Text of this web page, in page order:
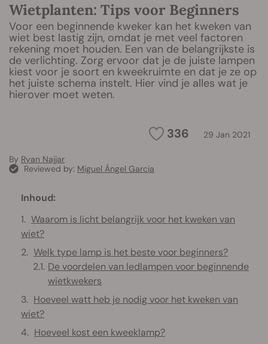
Wietplanten: Tips voor Beginners
Voor een beginnende kweker kan het kweken van
wiet best lastig zijn, omdat je met veel factoren
rekening moet houden. Een van de belangrijkste is
de verlichting. Zorg ervoor dat je de juiste lampen
kiest voor je soort en kweekruimte en dat je ze op
het juiste schema instelt. Hier vind je alles wat je
hierover moet weten.
336 29 Jan 2021
By Ryan Najjar
Reviewed by: Miguel Ángel Garcia
Inhoud:
Waarom is licht belangrijk voor het kweken van
wiet?
Welk type lamp is het beste voor beginners?
De voordelen van ledlampen voor beginnende
wietkwekers
Hoeveel watt heb je nodig voor het kweken van
wiet?
Hoeveel kost een kweeklamp?